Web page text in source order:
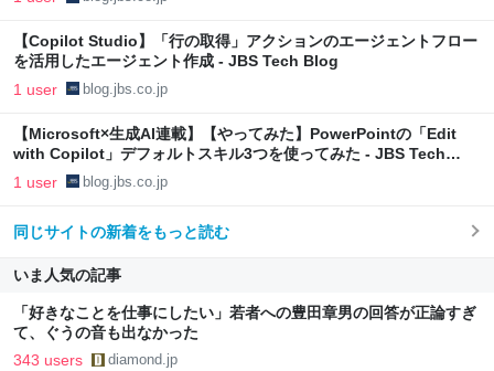
【Copilot Studio】「行の取得」アクションのエージェントフロー
を活用したエージェント作成 - JBS Tech Blog
1 user blog.jbs.co.jp
【Microsoft×生成AI連載】【やってみた】PowerPointの「Edit
with Copilot」デフォルトスキル3つを使ってみた - JBS Tech
Blog
1 user blog.jbs.co.jp
同じサイトの新着をもっと読む
いま人気の記事
「好きなことを仕事にしたい」若者への豊田章男の回答が正論すぎ
て、ぐうの音も出なかった
343 users diamond.jp